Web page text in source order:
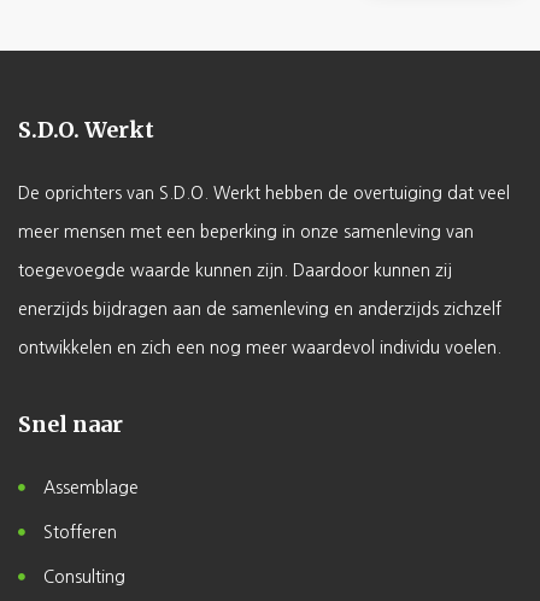
S.D.O. Werkt
De oprichters van S.D.O. Werkt hebben de overtuiging dat veel
meer mensen met een beperking in onze samenleving van
toegevoegde waarde kunnen zijn. Daardoor kunnen zij
enerzijds bijdragen aan de samenleving en anderzijds zichzelf
ontwikkelen en zich een nog meer waardevol individu voelen.
Snel naar
Assemblage
Stofferen
Consulting